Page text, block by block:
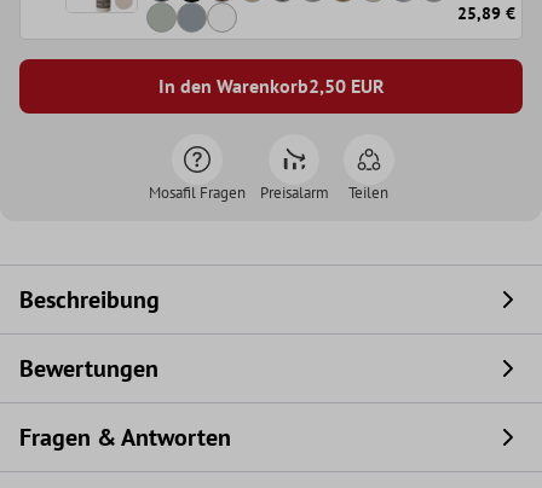
25,89 €
In den Warenkorb2,50EUR
Mosafil Fragen Preisalarm Teilen
Beschreibung
Bewertungen
Fragen & Antworten